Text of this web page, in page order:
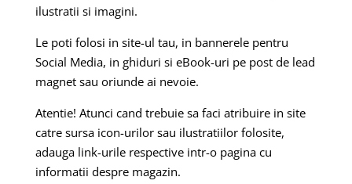
ilustratii si imagini.
Le poti folosi in site-ul tau, in bannerele pentru
Social Media, in ghiduri si eBook-uri pe post de lead
magnet sau oriunde ai nevoie.
Atentie! Atunci cand trebuie sa faci atribuire in site
catre sursa icon-urilor sau ilustratiilor folosite,
adauga link-urile respective intr-o pagina cu
informatii despre magazin.